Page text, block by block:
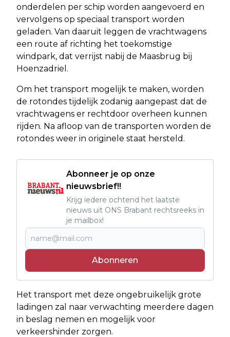
onderdelen per schip worden aangevoerd en
vervolgens op speciaal transport worden
geladen. Van daaruit leggen de vrachtwagens
een route af richting het toekomstige
windpark, dat verrijst nabij de Maasbrug bij
Hoenzadriel.
Om het transport mogelijk te maken, worden
de rotondes tijdelijk zodanig aangepast dat de
vrachtwagens er rechtdoor overheen kunnen
rijden. Na afloop van de transporten worden de
rotondes weer in originele staat hersteld.
Abonneer je op onze
nieuwsbrief!!
Krijg iedere ochtend het laatste
nieuws uit ONS Brabant rechtsreeks in
je mailbox!
Abonneren
Het transport met deze ongebruikelijk grote
ladingen zal naar verwachting meerdere dagen
in beslag nemen en mogelijk voor
verkeershinder zorgen.